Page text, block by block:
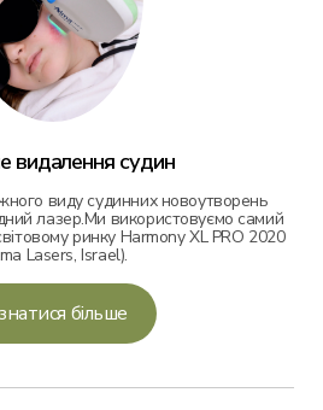
видалення судин
виду судинних новоутворень
лазер.Ми використовуємо самий
ринку Harmony XL PRO 2020
Lasers, Israel).
більше